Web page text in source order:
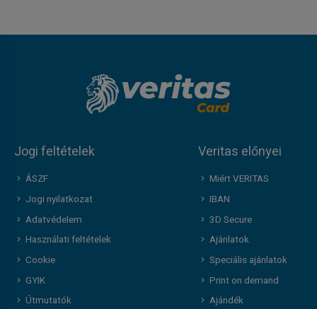
Jogi feltételek
ÁSZF
Jogi nyilatkozat
Adatvédelem
Használati feltételek
Cookie
GYIK
Útmutatók
Veritas előnyei
Miért VERITAS
IBAN
3D Secure
Ajánlatok
Speciális ajánlatok
Print on demand
Ajándék